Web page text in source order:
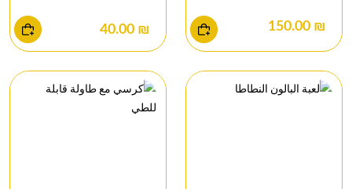
₪ 150.00
₪ 40.00